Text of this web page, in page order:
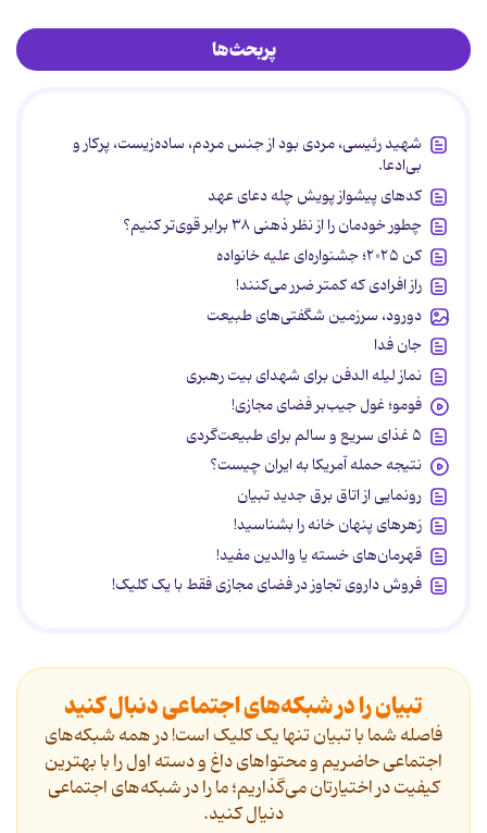
پربحث‌ها
شهید رئیسی، مردی بود از جنس مردم، ساده‌زیست، پرکار و
بی‌ادعا.
کدهای پیشواز پویش چله دعای عهد
چطور خودمان را از نظر ذهنی ۳۸ برابر قوی‌تر کنیم؟
کن ۲۰۲۵؛ جشنواره‌ای علیه خانواده
راز افرادی که کمتر ضرر می‌کنند!
دورود، سرزمین شگفتی‌های طبیعت
جان فدا
نماز لیله الدفن برای شهدای بیت رهبری
فومو؛ غول جیب‌بر فضای مجازی!
۵ غذای سریع و سالم برای طبیعت‌گردی
نتیجه حمله آمریکا به ایران چیست؟
رونمایی از اتاق برق جدید تبیان
زهرهای پنهان خانه را بشناسید!
قهرمان‌های خسته یا والدین مفید!
فروش داروی تجاوز در فضای مجازی فقط با یک کلیک!
تبیان را در شبکه‌های اجتماعی دنبال کنید
فاصله شما با تبیان تنها یک کلیک است! در همه شبکه‌های
اجتماعی حاضریم و محتواهای داغ و دسته اول را با بهترین
کیفیت در اختیارتان می‌گذاریم؛ ما را در شبکه‌های اجتماعی
دنیال کنید.